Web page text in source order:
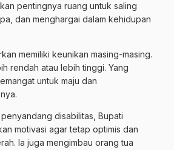
pentingnya ruang untuk saling
dan menghargai dalam kehidupan
memiliki keunikan masing-masing.
rendah atau lebih tinggi. Yang
untuk maju dan
disabilitas, Bupati
motivasi agar tetap optimis dan
Ia juga mengimbau orang tua